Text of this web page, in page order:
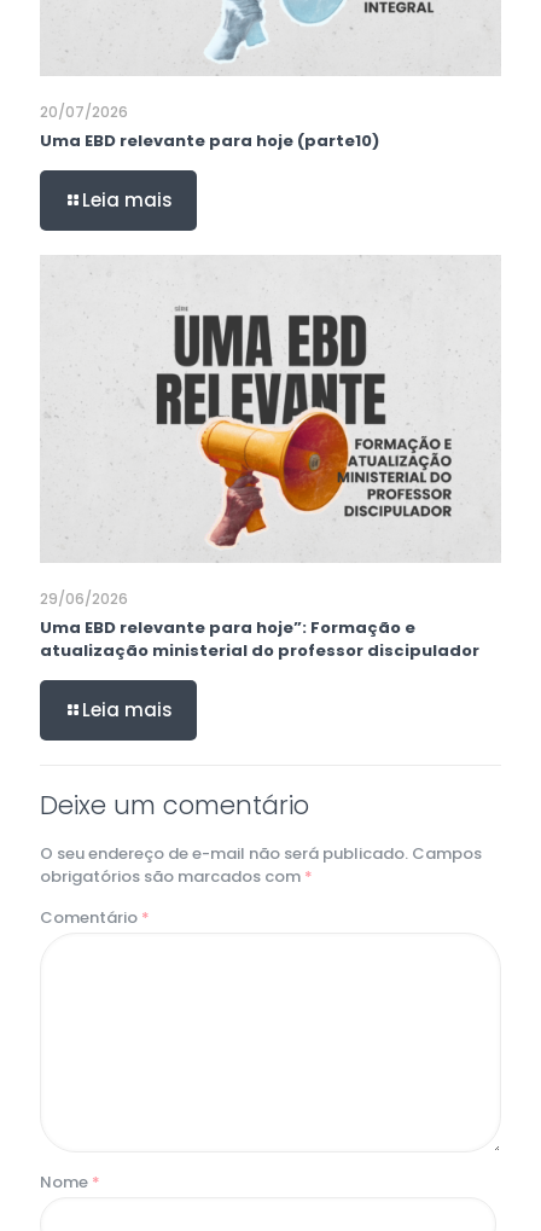
20/07/2026
Uma EBD relevante para hoje (parte10)
Leia mais
29/06/2026
Uma EBD relevante para hoje”: Formação e
atualização ministerial do professor discipulador
Leia mais
Deixe um comentário
O seu endereço de e-mail não será publicado. Campos
obrigatórios são marcados com *
Comentário *
Nome *